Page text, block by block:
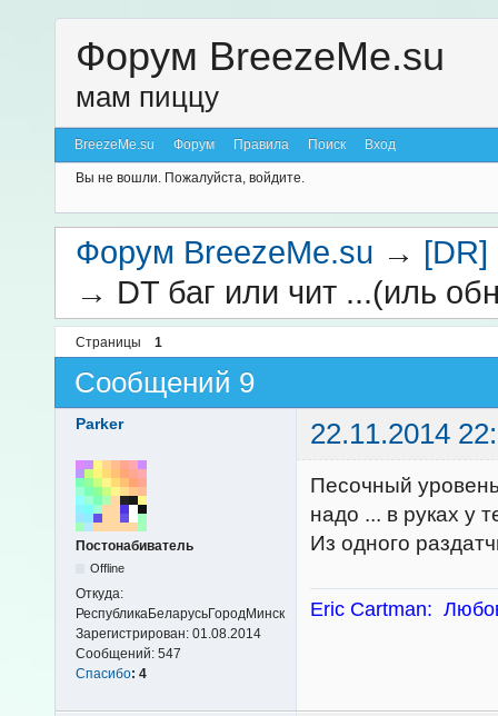
Форум BreezeMe.su
мам пиццу
BreezeMe.su Форум Правила Поиск Вход
Вы не вошли. Пожалуйста, войдите.
Форум BreezeMe.su →
→ DT баг или чит ...(иль
Страницы 1
Сообщений 9
Parker 22.11.2014
Постонабиватель
Offline
Откуда:
РеспубликаБеларусьГородМинск
Зарегистрирован: 01.08.2014
Сообщений: 547
Спасибо: 4
Песочный
надо ... в руках
Из одного
Eric Cartman: